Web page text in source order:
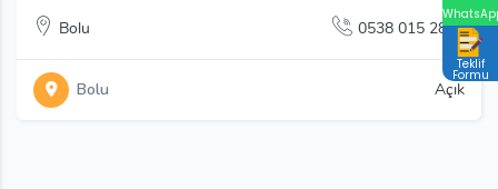
Bolu 0538 015 2881
Bolu Açık
Teklif
Formu